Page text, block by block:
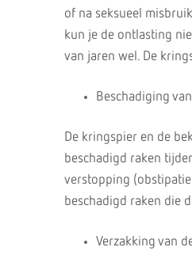
of na seksueel
kun je de ontlasting
van jaren wel. De
Beschadiging
De kringspier en de
beschadigd raken
verstopping
beschadigd raken die
Verzakking van